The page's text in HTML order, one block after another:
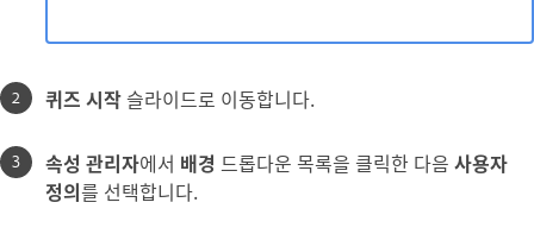
퀴즈 시작슬라이드로 이동합니다.
속성 관리자에서 배경 드롭다운 목록을 클릭한 다음 사용자
정의를 선택합니다.